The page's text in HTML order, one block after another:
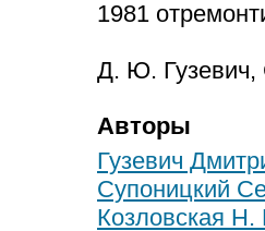
1981
Д. Ю. Гузевич,
Авторы
Гузевич
Супоницкий
Козловская